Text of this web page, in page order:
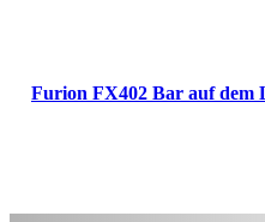
Furion FX402 Bar auf dem